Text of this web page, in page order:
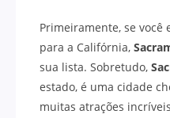
Primeiramente, se você
para a Califórnia,
sua lista. Sobretudo,
estado, é uma cidade
muitas atrações